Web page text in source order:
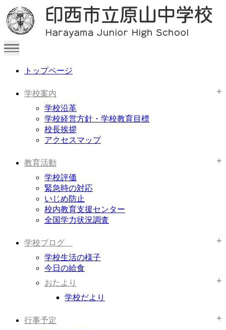
トップページ
学校案内
学校沿革
学校経営方針・学校教育目標
校長挨拶
アクセスマップ
教育活動
学校評価
緊急時の対応
いじめ防止
校内教育支援センター
全国学力状況調査
学校ブログ
学校生活の様子
今日の給食
おたより
学校だより
行事予定